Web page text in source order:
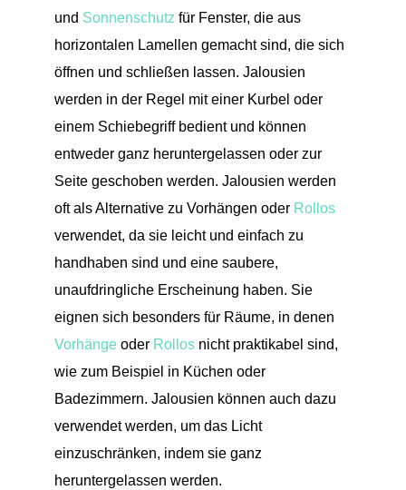
und Sonnenschutzfür Fenster, die aus
horizontalen Lamellen gemacht sind, die sich
öffnen und schließen lassen. Jalousien
werden in der Regel mit einer Kurbel oder
einem Schiebegriff bedient und können
entweder ganz heruntergelassen oder zur
Seite geschoben werden. Jalousien werden
oft als Alternative zu Vorhängen oder Rollos
verwendet, da sie leicht und einfach zu
handhaben sind und eine saubere,
unaufdringliche Erscheinung haben. Sie
eignen sich besonders für Räume, in denen
Vorhängeoder Rollosnicht praktikabel sind,
wie zum Beispiel in Küchen oder
Badezimmern. Jalousien können auch dazu
verwendet werden, um das Licht
einzuschränken, indem sie ganz
heruntergelassen werden.